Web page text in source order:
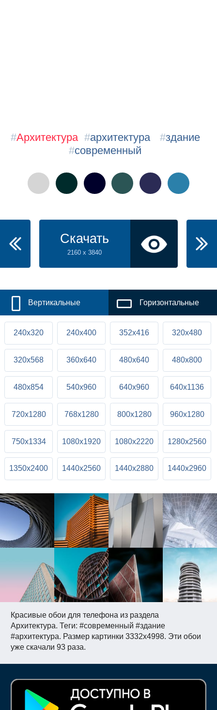
Красивые обои для телефона из раздела
Архитектура. Теги: #современный #здание
#архитектура. Размер картинки 3332x4998. Эти обои
уже скачали 93 раза.
#Архитектура #архитектура #здание
#современный
Скачать
2160 x 3840
Вертикальные Горизонтальные
240x320 240x400 352x416 320x480
320x568 360x640 480x640 480x800
480x854 540x960 640x960 640x1136
720x1280 768x1280 800x1280 960x1280
750x1334 1080x1920 1080x2220 1280x2560
1350x2400 1440x2560 1440x2880 1440x2960